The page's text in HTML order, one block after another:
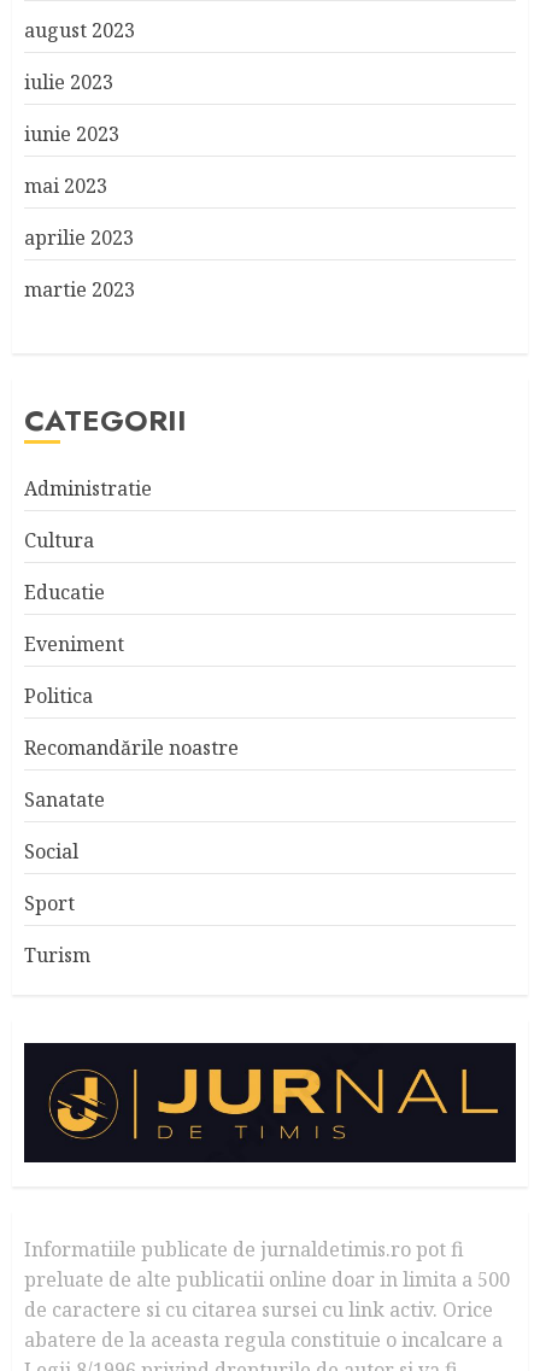
august 2023
iulie 2023
iunie 2023
mai 2023
aprilie 2023
martie 2023
CATEGORII
Administratie
Cultura
Educatie
Eveniment
Politica
Recomandările noastre
Sanatate
Social
Sport
Turism
Informatiile publicate de jurnaldetimis.ro pot fi
preluate de alte publicatii online doar in limita a 500
de caractere si cu citarea sursei cu link activ. Orice
abatere de la aceasta regula constituie o incalcare a